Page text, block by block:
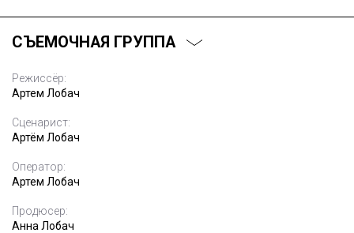
СЪЕМОЧНАЯ ГРУППА
Режиссёр:
Артем Лобач
Сценарист:
Артём Лобач
Оператор:
Артем Лобач
Продюсер:
Анна Лобач